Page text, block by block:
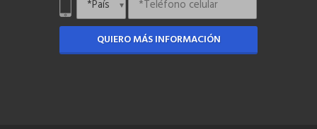
QUIERO MÁS INFORMACIÓN